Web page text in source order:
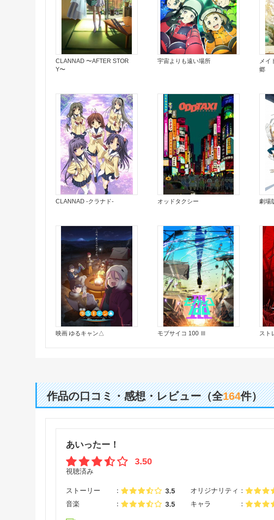
CLANNAD 〜AFTER STOR
Y〜
宇宙よりも遠い場所
メイ
郷
CLANNAD -クラナド- オッドタクシー 劇場
映画 ゆるキャン△ モブサイコ 100 Ⅲ スト
作品の口コミ・感想・レビュー（全164件）
あいったー！
3.50
視聴済み
ストーリー 3.5 オリジナリティ
音楽
3.5 キャラ